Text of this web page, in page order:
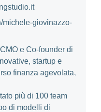
michele-giovinazzo-
e Co-founder di
startup e
finanza agevolata,
più di 100 team
di modelli di